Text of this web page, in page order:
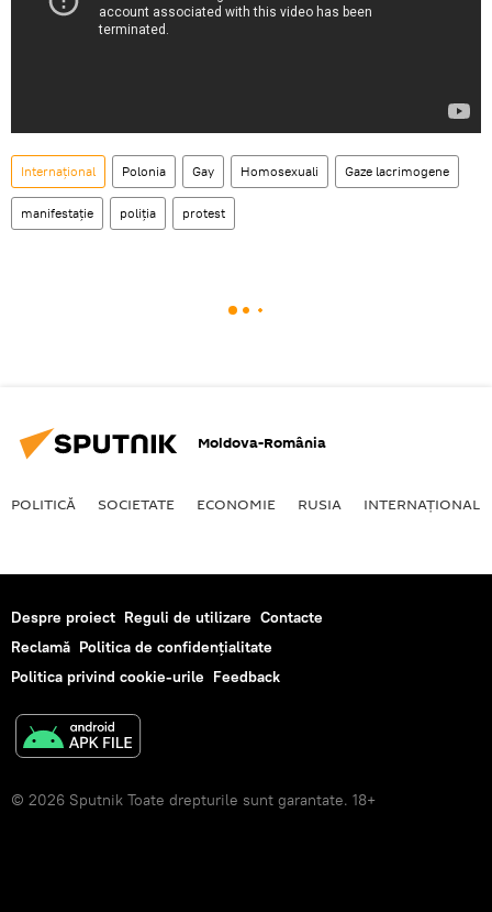
Internaţional Polonia Gay Homosexuali Gaze lacrimogene
manifestație poliția protest
Moldova-România
POLITICĂ SOCIETATE ECONOMIE RUSIA INTERNAŢIONAL
Despre proiect Reguli de utilizare Contacte
Reclamă Politica de confidențialitate
Politica privind cookie-urile Feedback
© 2026 Sputnik Toate drepturile sunt garantate. 18+